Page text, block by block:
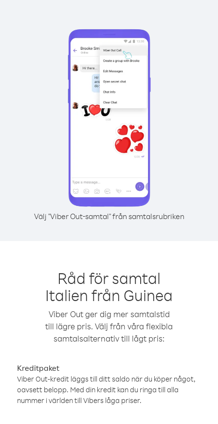
Välj "Viber Out-samtal" från samtalsrubriken
Råd för samtal
Italien från Guinea
Viber Out ger dig mer samtalstid
till lägre pris. Välj från våra flexibla
samtalsalternativ till lågt pris:
Kreditpaket
Viber Out-kredit läggs till ditt saldo när du köper något,
oavsett belopp. Med din kredit kan du ringa till alla
nummer i världen till Vibers låga priser.